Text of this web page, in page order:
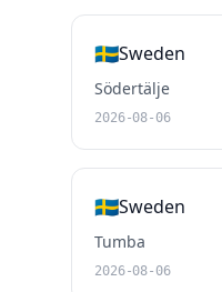
🇸🇪Sweden
Södertälje
2026-08-06
🇸🇪Sweden
Tumba
2026-08-06